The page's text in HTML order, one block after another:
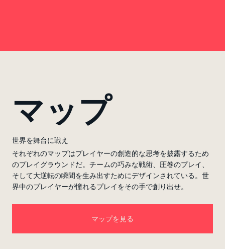
マップ
世界を舞台に戦え
それぞれのマップはプレイヤーの創造的な思考を披露するため
のプレイグラウンドだ。チームの巧みな戦術、圧巻のプレイ、
そして大逆転の瞬間を生み出すためにデザインされている。世
界中のプレイヤーが憧れるプレイをその手で創り出せ。
マップを見る